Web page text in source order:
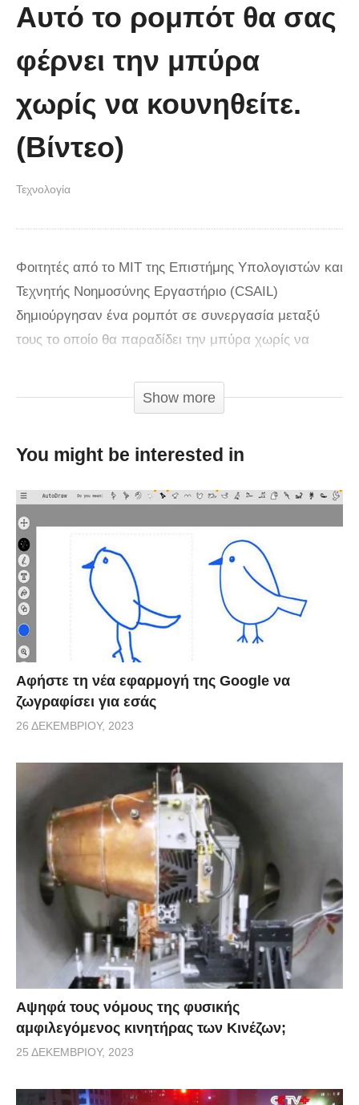
μήκους 50 μέτρων
Αυτό το ρομπότ θα σας
φέρνει την μπύρα
χωρίς να κουνηθείτε.
(Βίντεο)
Τεχνολογία
Φοιτητές από το ΜΙΤ της Επιστήμης Υπολογιστών και
Τεχνητής Νοημοσύνης Εργαστήριο (CSAIL)
δημιούργησαν ένα ρομπότ σε συνεργασία μεταξύ
τους το οποίο θα παραδίδει την μπύρα χωρίς να
Αυτό το εύστοχο ρομπότ ονομάστηκε ” BeerBots . ”
Με το πάτημα ενός κουμπιού ο χρήστης θα μπορεί
κουτάκι παγωμένη μπύρα. Ενώ αυτή η ρομποτική
έργο, είναι πραγματικά εκπληκτικά περίπλοκο.
via
Show more
You might be interested in
Αφήστε τη νέα εφαρμογή της Google να
ζωγραφίσει για εσάς
26 ΔΕΚΕΜΒΡΊΟΥ, 2023
Αψηφά τους νόμους της φυσικής
αμφιλεγόμενος κινητήρας των Κινέζων;
25 ΔΕΚΕΜΒΡΊΟΥ, 2023